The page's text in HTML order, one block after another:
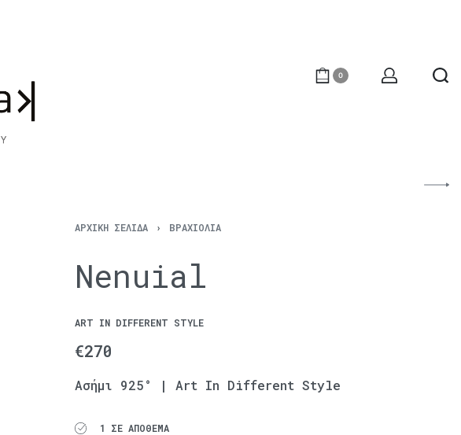
0
ΑΡΧΙΚΉ ΣΕΛΊΔΑ › ΒΡΑΧΙΌΛΙΑ
Nenuial
ART IN DIFFERENT STYLE
€270
Ασήμι 925° | Art In Different Style
1 ΣΕ ΑΠΌΘΕΜΑ